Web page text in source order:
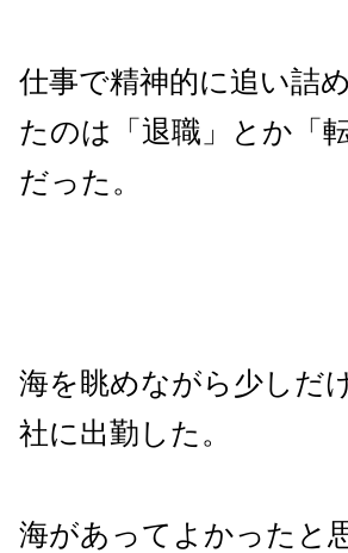
仕事で精神的に追い詰
たのは「退職」とか「
だった。
海を眺めながら少しだ
社に出勤した。
海があってよかったと